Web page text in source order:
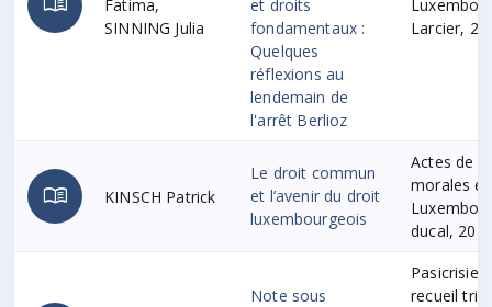
Fatima,
SINNING Julia
et droits
fondamentaux :
Quelques
réflexions au
lendemain de
l'arrêt Berlioz
Larcier,
menu_book KINSCH Patrick
Le droit commun
et l’avenir du droit
luxembourgeois
Actes de
morales et
ducal,
Note sous
Pasicrisie
recueil